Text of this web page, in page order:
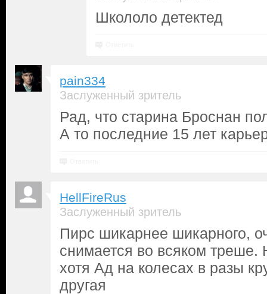
Школоло детектед
pain334
Заслуженный зритель
Рад, что старина Броснан
А то последние 15 лет
HellFireRus
Заслуженный зритель
Пирс шикарнее шикарного,
снимается во всяком треше.
хотя Ад на колесах в разы
другая